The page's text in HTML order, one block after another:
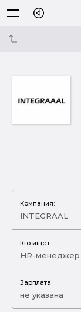
Компания:
INTEGRAAL
Кто ищет:
HR-менеджер
Зарплата:
не указана